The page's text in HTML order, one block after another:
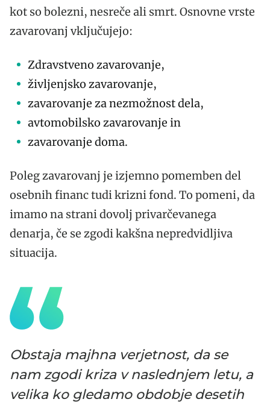
kot so bolezni, nesreče ali smrt. Osnovne vrste
zavarovanj vključujejo:
Zdravstveno zavarovanje,
življenjsko zavarovanje,
zavarovanje za nezmožnost dela,
avtomobilsko zavarovanje in
zavarovanje doma.
Poleg zavarovanj je izjemno pomemben del
osebnih financ tudi krizni fond. To pomeni, da
imamo na strani dovolj privarčevanega
denarja, če se zgodi kakšna nepredvidljiva
situacija.
Obstaja majhna verjetnost, da se
nam zgodi kriza v naslednjem letu, a
velika ko gledamo obdobje desetih